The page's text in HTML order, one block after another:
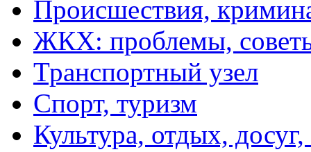
Происшествия,
ЖКХ: проблемы,
Транспортный узел
Спорт, туризм
Культура, отдых,